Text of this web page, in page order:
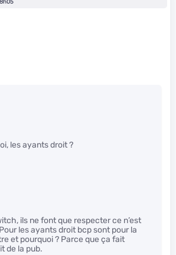
les ayants droit ?
ils ne font que respecter ce n’est
les ayants droit bcp sont pour la
et pourquoi ? Parce que ça fait
de la pub.